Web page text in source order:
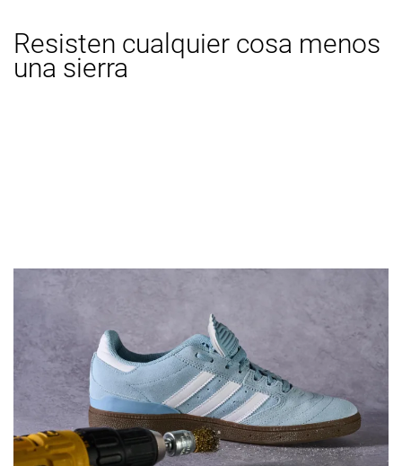
Resisten cualquier cosa menos
una sierra